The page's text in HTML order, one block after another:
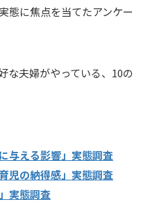
態に焦点を当てたアンケー
な夫婦がやっている、10の
与える影響」実態調査
児の納得感」実態調査
実態調査